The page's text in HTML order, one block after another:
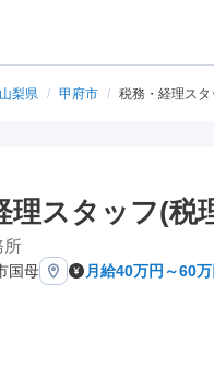
山梨県 / 甲府市 / 税務・経理ス
理スタッフ(税
所
国母 月給40万円～60万